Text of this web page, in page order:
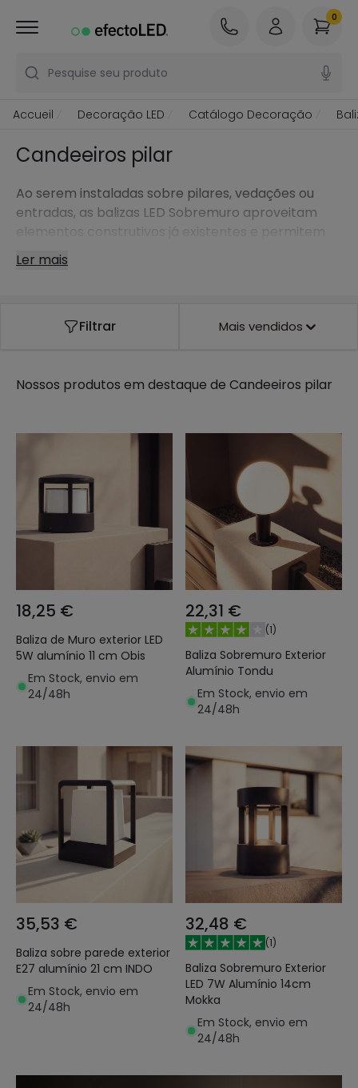
Pesquise seu produto
0
Accueil Decoração LED Catálogo Decoração
Candeeiros pilar
Ao serem instaladas sobre pilares, vedações ou
entradas, as balizas LED Sobremuro aproveitam
elementos construtivos já existentes e permitem
criar pontos de luz seguros e bem integrados.
Ler mais
Filtrar Mais vendidos
Nossos produtos em destaque de Candeeiros pilar
18,25 €
Baliza de Muro exterior LED
5W alumínio 11 cm Obis
Em Stock, envio em
24/48h
22,31 €
(1)
Baliza Sobremuro Exterior
Alumínio Tondu
Em Stock, envio em
24/48h
35,53 €
Baliza sobre parede exterior
E27 alumínio 21 cm INDO
Em Stock, envio em
24/48h
32,48 €
(1)
Baliza Sobremuro Exterior
LED 7W Alumínio 14cm
Mokka
Em Stock, envio em
24/48h